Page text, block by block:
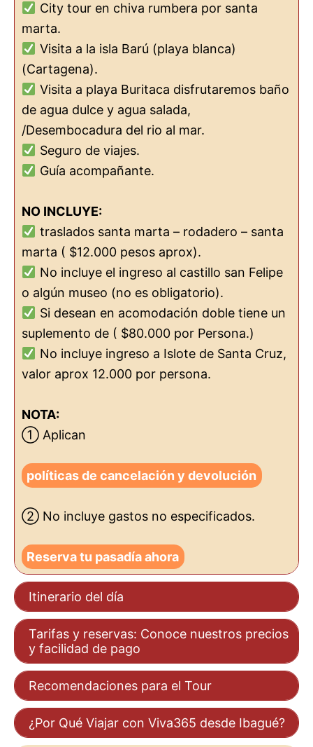
City tour en chiva rumbera por santa
marta.
Visita a la isla Barú (playa blanca)
(Cartagena).
Visita a playa Buritaca disfrutaremos baño
de agua dulce y agua salada,
/Desembocadura del rio al mar.
Seguro de viajes.
Guía acompañante.
NO INCLUYE:
traslados santa marta – rodadero – santa
marta ( $12.000 pesos aprox).
No incluye el ingreso al castillo san Felipe
o algún museo (no es obligatorio).
Si desean en acomodación doble tiene un
suplemento de ( $80.000 por Persona.)
No incluye ingreso a Islote de Santa Cruz,
valor aprox 12.000 por persona.
NOTA:
① Aplican
políticas de cancelación y devolución
② No incluye gastos no especificados.
Reserva tu pasadía ahora
Itinerario del día
Tarifas y reservas: Conoce nuestros precios
y facilidad de pago
Recomendaciones para el Tour
¿Por Qué Viajar con Viva365 desde Ibagué?